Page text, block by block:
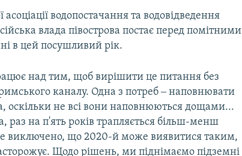
водопостачання та водовідведення
влада півострова постає перед помітними
в цей посушливий рік.
над тим, щоб вирішити це питання без
каналу. Одна з потреб ‒ наповнювати
оскільки не всі вони наповнюються дощами...
раз на п'ять років трапляється більш-менш
виключено, що 2020-й може виявитися таким,
Щодо рішень, ми піднімаємо підземні